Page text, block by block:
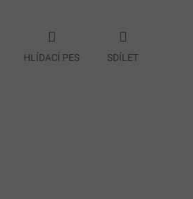
HLÍDACÍ PES SDÍLET